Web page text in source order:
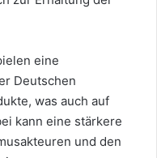
eine
Deutschen
was auch auf
kann eine stärkere
und den